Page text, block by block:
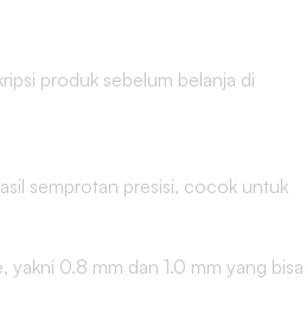
produk sebelum belanja di
semprotan presisi, cocok untuk
0.8 mm dan 1.0 mm yang bisa